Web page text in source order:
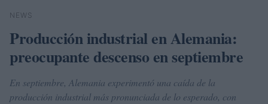
Buscar
NEWS
Producción industrial en Alemania:
preocupante descenso en septiembre
En septiembre, Alemania experimentó una caída de la
producción industrial más pronunciada de lo esperado, con